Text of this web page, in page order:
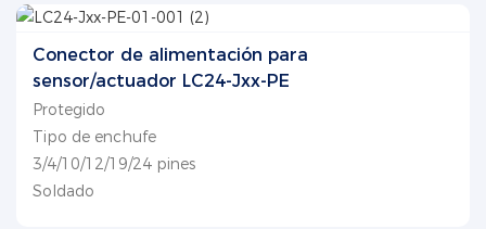
Conector de alimentación para
sensor/actuador LC24-Jxx-PE
Protegido
Tipo de enchufe
3/4/10/12/19/24 pines
Soldado